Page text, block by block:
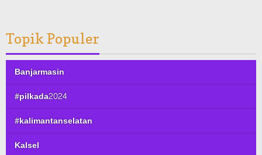
Topik Populer
Banjarmasin
#pilkada2024
#kalimantanselatan
Kalsel